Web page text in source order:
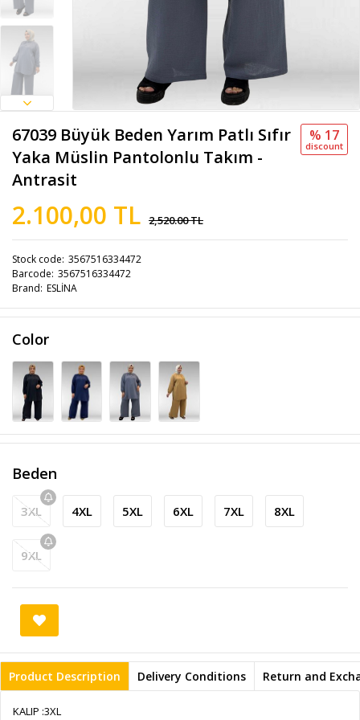
67039 Büyük Beden Yarım Patlı Sıfır
Yaka Müslin Pantolonlu Takım -
Antrasit
2.100,00 TL 2,520.00 TL
% 17
discount
Stock code 3567516334472
Barcode 3567516334472
Brand ESLİNA
Color
Beden
3XL 4XL 5XL 6XL 7XL 8XL
9XL
Product Description Delivery Conditions Return and
KALIP :3XL